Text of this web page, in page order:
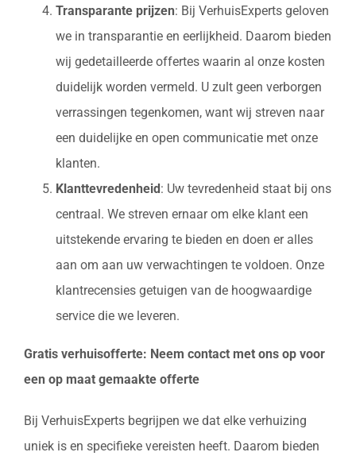
Transparante prijzen: Bij VerhuisExperts geloven
we in transparantie en eerlijkheid. Daarom bieden
wij gedetailleerde offertes waarin al onze kosten
duidelijk worden vermeld. U zult geen verborgen
verrassingen tegenkomen, want wij streven naar
een duidelijke en open communicatie met onze
klanten.
Klanttevredenheid : Uw tevredenheid staat bij ons
centraal. We streven ernaar om elke klant een
uitstekende ervaring te bieden en doen er alles
aan om aan uw verwachtingen te voldoen. Onze
klantrecensies getuigen van de hoogwaardige
service die we leveren.
Gratis verhuisofferte: Neem contact met ons op voor
een op maat gemaakte offerte
Bij VerhuisExperts begrijpen we dat elke verhuizing
uniek is en specifieke vereisten heeft. Daarom bieden